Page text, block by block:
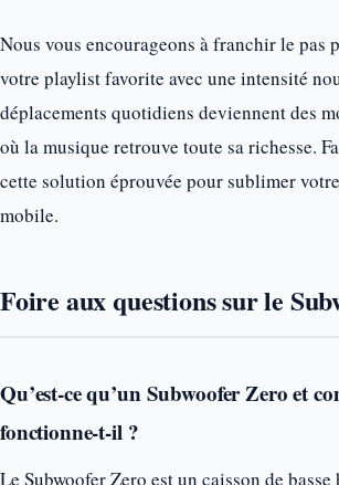
Nous vous encourageons à franchir le pas
votre playlist favorite avec une intensité
déplacements quotidiens deviennent des
où la musique retrouve toute sa richesse.
cette solution éprouvée pour sublimer
mobile.
Foire aux questions sur le
Qu’est-ce qu’un Subwoofer Zero et
fonctionne-t-il ?
Le Subwoofer Zero est un caisson de